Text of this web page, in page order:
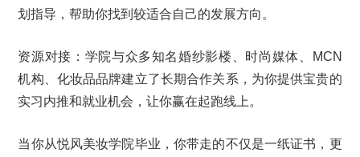
划指导，帮助你找到较适合自己的发展方向。
资源对接：学院与众多知名婚纱影楼、时尚媒体、MCN
机构、化妆品品牌建立了长期合作关系，为你提供宝贵的
实习内推和就业机会，让你赢在起跑线上。
当你从悦风美妆学院毕业，你带走的不仅是一纸证书，更